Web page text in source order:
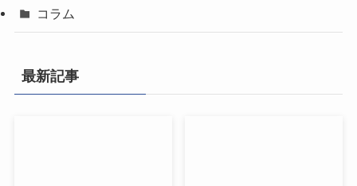
コラム
最新記事